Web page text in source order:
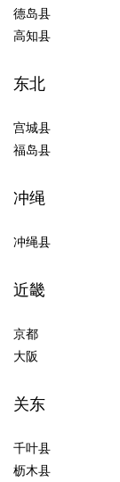
德岛县
高知县
东北
宫城县
福岛县
冲绳
冲绳县
近畿
京都
大阪
关东
千叶县
枥木县